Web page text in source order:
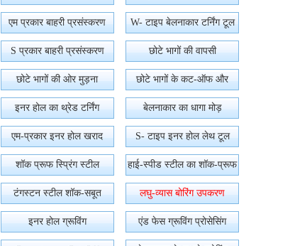
एम प्रकार बाहरी प्रसंस्करण W- टाइप बेलनाकार टर्निंग टूल
S प्रकार बाहरी प्रसंस्करण छोटे भागों की वापसी
छोटे भागों की ओर मुड़ना
छोटे भागों के कट-ऑफ और
ग्रूविंग
इनर होल का थ्रेड टर्निंग
बेलनाकार का धागा मोड़
एम-प्रकार इनर होल खराद
उपकरण
S- टाइप इनर होल लेथ टूल
शॉक प्रूफ स्प्रिंग स्टील हाई-स्पीड स्टील का शॉक-प्रूफ
टंगस्टन स्टील शॉक-सबूत लघु-व्यास बोरिंग उपकरण
इनर होल ग्रूविंग एंड फेस ग्रूविंग प्रोसेसिंग